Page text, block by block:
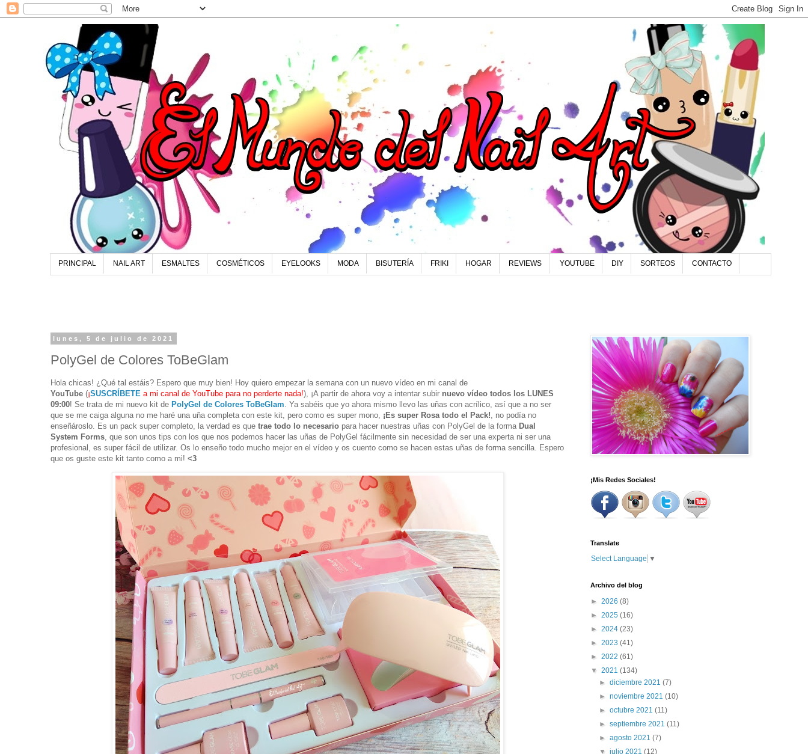
PRINCIPAL NAIL ART ESMALTES COSMÉTICOS EYELOOKS MODA BISUTERÍA FRIKI HOGAR REVIEWS YOUTUBE DIY SORTEOS CONTACTO
lunes, 5 de julio de 2021
PolyGel de Colores ToBeGlam
Hola chicas! ¿Qué tal estáis? Espero que muy bien! Hoy quiero empezar la semana con un nuevo vídeo en mi canal de
YouTube (¡SUSCRÍBETE a mi canal de YouTube para no perderte nada!), ¡A partir de ahora voy a intentar subir nuevo vídeo todos los LUNES
09:00! Se trata de mi nuevo kit de PolyGel de Colores ToBeGlam . Ya sabéis que yo ahora mismo llevo las uñas con acrílico, así que a no ser
que se me caiga alguna no me haré una uña completa con este kit, pero como es super mono, ¡Es super Rosa todo el Pack! , no podía no
enseñároslo. Es un pack super completo, la verdad es que trae todo lo necesario para hacer nuestras uñas con PolyGel de la forma Dual
System Forms , que son unos tips con los que nos podemos hacer las uñas de PolyGel fácilmente sin necesidad de ser una experta ni ser una
profesional, es super fácil de utilizar. Os lo enseño todo mucho mejor en el vídeo y os cuento como se hacen estas uñas de forma sencilla. Espero
que os guste este kit tanto como a mi! <3
¡Mis Redes Sociales!
Translate
Select Language ▼
Archivo del blog
► 2026 (8)
► 2025 (16)
► 2024 (23)
► 2023 (41)
► 2022 (61)
▼ 2021 (134)
►diciembre 2021(7)
►noviembre 2021(10)
►octubre 2021(11)
►septiembre 2021(11)
►agosto 2021(7)
▼julio 2021(12)